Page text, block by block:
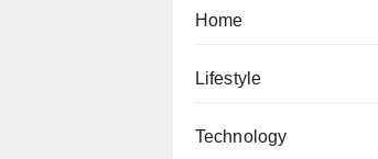
Home
Lifestyle
Technology